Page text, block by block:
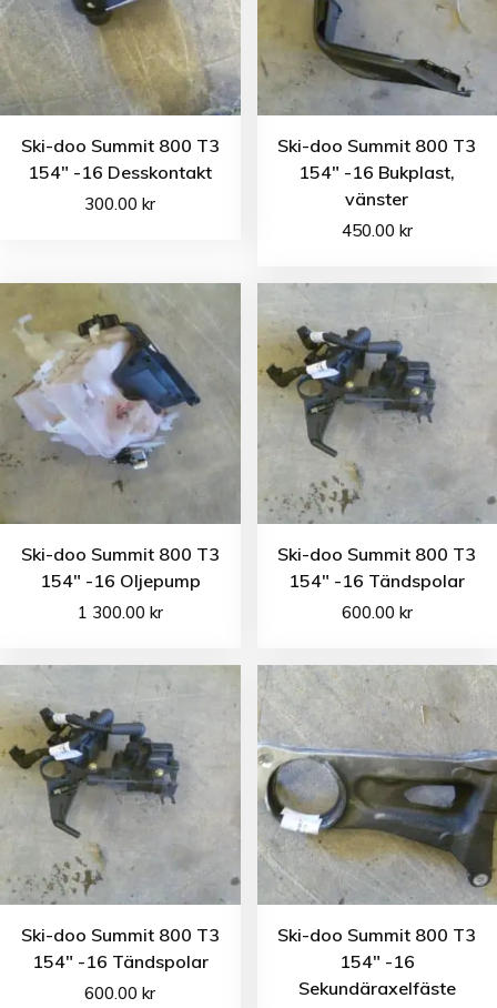
Ski-doo Summit 800 T3
154″ -16 Desskontakt
300.00kr
Ski-doo Summit 800 T3
154″ -16 Bukplast,
vänster
450.00 kr
Ski-doo Summit 800 T3
154″ -16 Oljepump
1 300.00 kr
Ski-doo Summit 800 T3
154″ -16 Tändspolar
600.00 kr
Ski-doo Summit 800 T3
154″ -16 Tändspolar
600.00kr
Ski-doo Summit 800 T3
154″ -16
Sekundäraxelfäste